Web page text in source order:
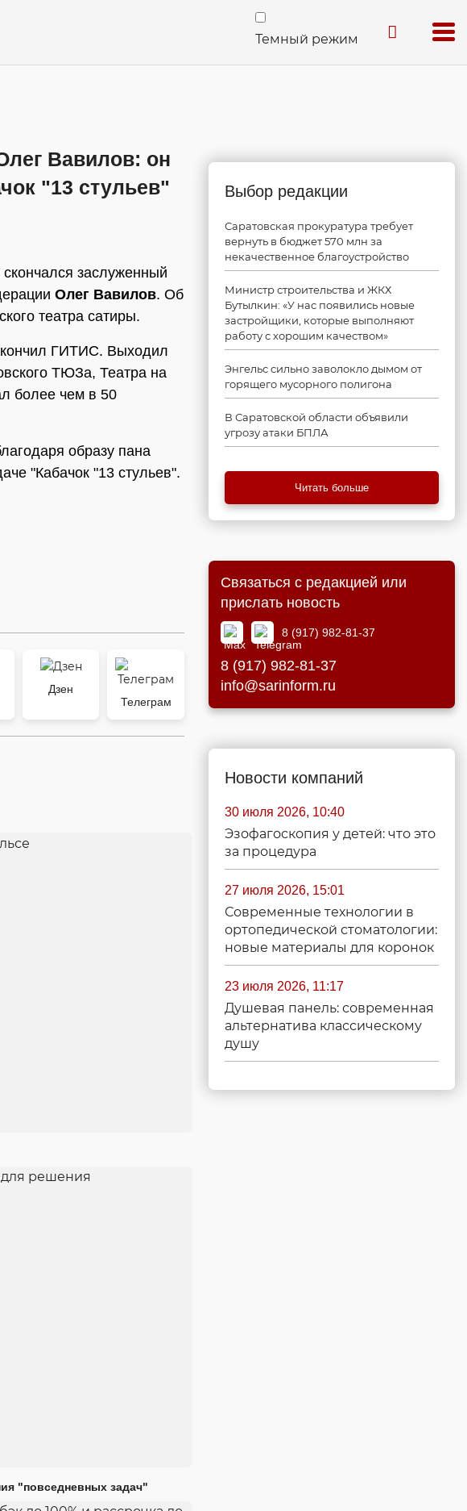
Темный режим
Вавилов: он
"13 стульев"
заслуженный
Олег Вавилов. Об
театра сатиры.
ГИТИС. Выходил
ТЮЗа, Театра на
более чем в 50
образу пана
"Кабачок "13 стульев".
Дзен
Телеграм
"повседневных задач"
Выбор редакции
Саратовская прокуратура требует
вернуть в бюджет 570 млн за
некачественное благоустройство
Министр строительства и ЖКХ
Бутылкин: «У нас появились новые
застройщики, которые выполняют
работу с хорошим качеством»
Энгельс сильно заволокло дымом от
горящего мусорного полигона
В Саратовской области объявили
угрозу атаки БПЛА
Читать больше
Связаться с редакцией или
прислать новость
8 (917) 982-81-37
8 (917) 982-81-37
info@sarinform.ru
Новости компаний
30 июля 2026, 10:40
Эзофагоскопия у детей: что это
за процедура
27 июля 2026, 15:01
Современные технологии в
ортопедической стоматологии:
новые материалы для коронок
23 июля 2026, 11:17
Душевая панель: современная
альтернатива классическому
душу